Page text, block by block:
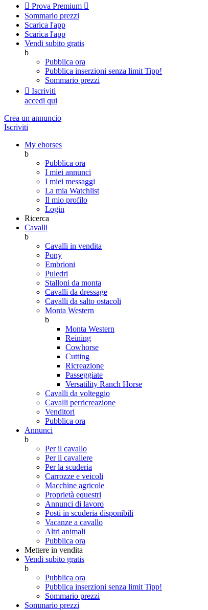
 Prova Premium 
Sommario prezzi
Scarica l'app
Scarica l'app
Vendi subito gratis
b
Pubblica ora
Pubblica inserzioni senza limit Tipp!
Sommario prezzi
 Iscriviti
accedi qui
Crea un annuncio
Iscriviti
My ehorses
b
Pubblica ora
I miei annunci
I miei messaggi
La mia Watchlist
Il mio profilo
Login
Ricerca
Cavalli
b
Cavalli in vendita
Pony
Embrioni
Puledri
Stalloni da monta
Cavalli da dressage
Cavalli da salto ostacoli
Monta Western
b
Monta Western
Reining
Cowhorse
Cutting
Ricreazione
Passeggiate
Versatility Ranch Horse
Cavalli da volteggio
Cavalli perricreazione
Venditori
Pubblica ora
Annunci
b
Per il cavallo
Per il cavaliere
Per la scuderia
Carrozze e veicoli
Macchine agricole
Proprietà equestri
Annunci di lavoro
Posti in scuderia disponibili
Vacanze a cavallo
Altri animali
Pubblica ora
Mettere in vendita
Vendi subito gratis
b
Pubblica ora
Pubblica inserzioni senza limit Tipp!
Sommario prezzi
Sommario prezzi